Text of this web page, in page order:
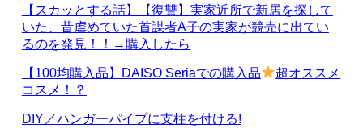
【スカッとする話】【復讐】実家近所で新居を探して
いた、昔虐めていた首謀者A子の実家が競売に出てい
るのを発見！！→購入したら
【100均購入品】DAISO Seriaでの購入品
超オススメ
コスメ！？
DIY／ハンガーパイプに支柱を付ける!